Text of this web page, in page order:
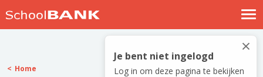
Nostalgische verhalen
Log in
Meld je gratis aan
×
Je bent niet ingelogd
Log in om deze pagina te bekijken
Home